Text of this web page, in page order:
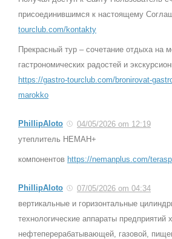
присоединившимся к настоящему
tourclub.com/kontakty
Прекрасный тур – сочетание отдыха на
гастрономических радостей и
https://gastro-tourclub.com/bronirovat-
marokko
PhillipAloto
04/05/2026 om 12:19
утеплитель НЕМАН+
компонентов https://nemanplus.com/
PhillipAloto
07/05/2026 om 04:34
вертикальные и горизонтальные
технологические аппараты предприятий
нефтеперерабатывающей, газовой,